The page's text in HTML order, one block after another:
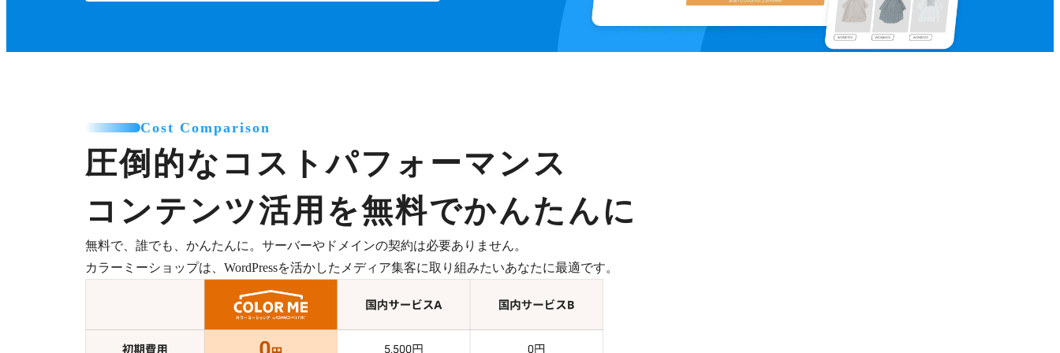
Cost Comparison
圧倒的なコストパフォーマンス
コンテンツ活用を無料でかんたんに
無料で、誰でも、かんたんに。サーバーやドメインの契約は必要ありません。
カラーミーショップは、WordPressを活かしたメディア集客に取り組みたいあなたに最適です。